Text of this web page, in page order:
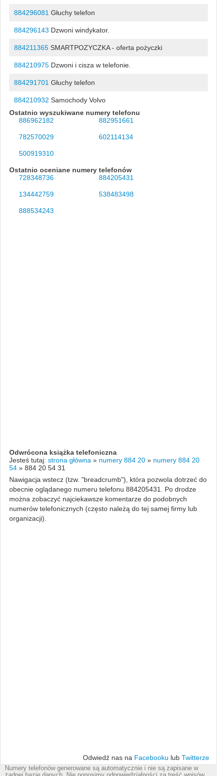
884296081 Głuchy telefon
884296143 Dzwoni windykator.
884211365SMARTPOZYCZKA - oferta pożyczki
884210975Dzwoni i cisza w telefonie.
884291701 Głuchy telefon
884210932 Samochody Volvo
Ostatnio wyszukiwane numery telefonu
886962182
882951661
782570029 602114134
500919310
Ostatnio oceniane numery telefonów
728348736
884205431
134442759 538483498
888534243
Odwrócona książka telefoniczna
Jesteś tutaj: strona główna » numery 884 20 » numery 884 20
54 » 884 20 54 31
Nawigacja wstecz (tzw. "breadcrumb"), która pozwola dotrzeć do
obecnie oglądanego numeru telefonu 884205431. Po drodze
można zobaczyć najciekawsze komentarze do podobnych
numerów telefonicznych (często należą do tej samej firmy lub
organizacji).
Odwiedź nas na Facebooku lub Twitterze
Numery telefonów generowane są automatycznie i nie są zapisane w